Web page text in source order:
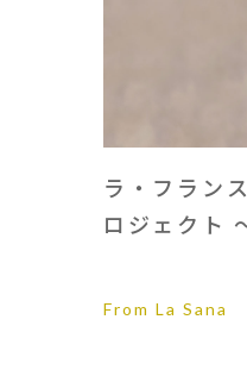
ラ・フラン
ロジェクト
From La Sana